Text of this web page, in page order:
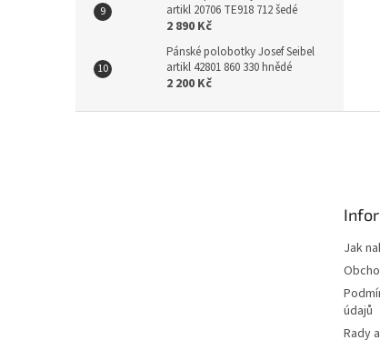
artikl 20706 TE918 712 šedé
2 890 Kč
Pánské polobotky Josef Seibel
artikl 42801 860 330 hnědé
2 200 Kč
Jak
údajů
Rady